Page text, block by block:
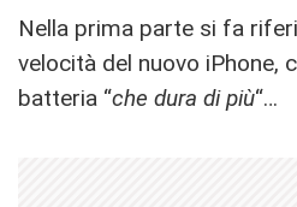
Nella prima parte si fa
velocità del nuovo iPhone,
batteria “che dura di più“…